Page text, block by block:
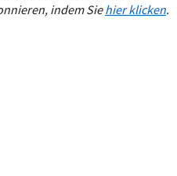
indem Siehier klicken.